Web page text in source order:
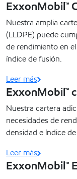
ExxonMobil™
Nuestra amplia
(LLDPE) puede
de rendimiento en
índice de fusión.
Leer más
ExxonMobil™
Nuestra cartera
necesidades de
densidad e índice
Leer más
ExxonMobil™